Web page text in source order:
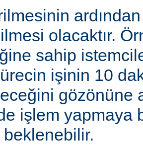
olacaktır.
sahip
işinin 10
gözönüne
işlem yapmaya